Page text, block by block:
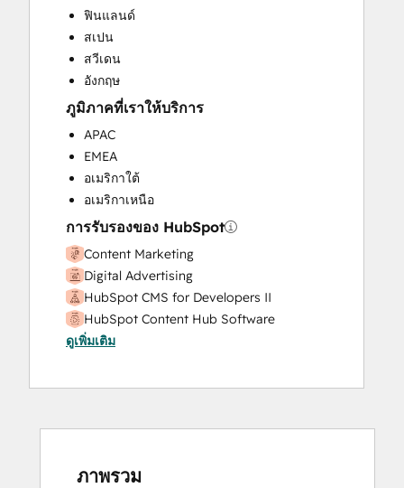
Website Design
Website Development
Website Migration
ฟินแลนด์
สเปน
สวีเดน
อังกฤษ
ภูมิภาคที่เราให้บริการ
APAC
EMEA
อเมริกาใต้
อเมริกาเหนือ
การรับรองของ HubSpot
Content Marketing
Digital Advertising
HubSpot CMS for Developers II
HubSpot Content Hub Software
Inbound
Inbound Sales
ดูเพิ่มเติม
ภาพรวม